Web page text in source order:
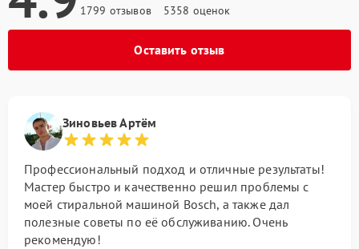
1799 отзывов 5358 оценок
Оставить отзыв
Зиновьев Артём
Профессиональный подход и отличные результаты!
Мастер быстро и качественно решил проблемы с
моей стиральной машиной Bosch, а также дал
полезные советы по её обслуживанию. Очень
рекомендую!